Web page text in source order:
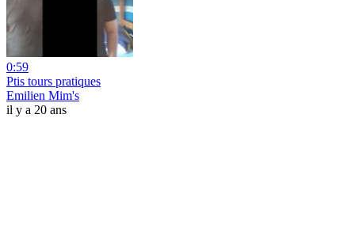
0:59
Ptis tours pratiques
Emilien Mim's
il y a 20 ans